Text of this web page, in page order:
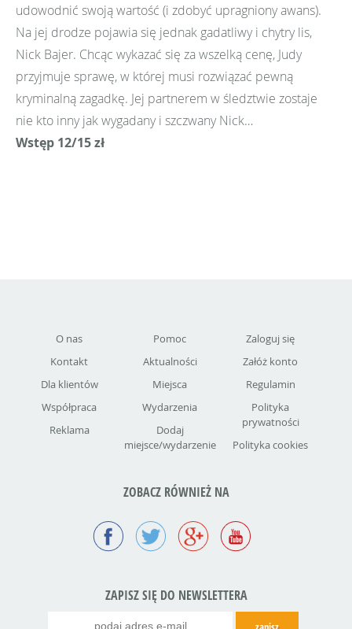
udowodnić swoją wartość (i zdobyć upragniony awans).
Na jej drodze pojawia się jednak gadatliwy i chytry lis,
Nick Bajer. Chcąc wykazać się za wszelką cenę, Judy
przyjmuje sprawę, w której musi rozwiązać pewną
kryminalną zagadkę. Jej partnerem w śledztwie zostaje
nie kto inny jak wygadany i szczwany Nick…
Wstęp 12/15 zł
O nas
Kontakt
Dla klientów
Współpraca
Reklama
Pomoc
Aktualności
Miejsca
Wydarzenia
Dodaj
miejsce/wydarzenie
Zaloguj się
Załóż konto
Regulamin
Polityka
prywatności
Polityka cookies
ZOBACZ RÓWNIEŻ NA
ZAPISZ SIĘ DO NEWSLETTERA